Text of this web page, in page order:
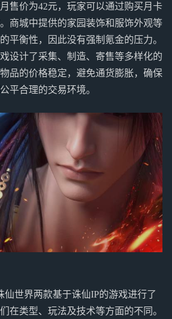
售价为42元，玩家可以通过购买月卡
商城中提供的家园装饰和服饰外观等
平衡性，因此没有强制氪金的压力。
设计了采集、制造、寄售等多样化的
品的价格稳定，避免通货膨胀，确保
平合理的交易环境。
仙世界两款基于诛仙IP的游戏进行了
在类型、玩法及技术等方面的不同。